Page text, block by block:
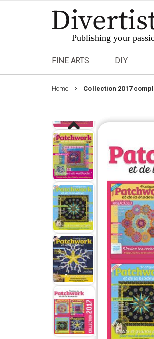
to
Content
FINE ARTS DIY
Home Collection 2017
Skip
to
the
end
of
the
images
gallery